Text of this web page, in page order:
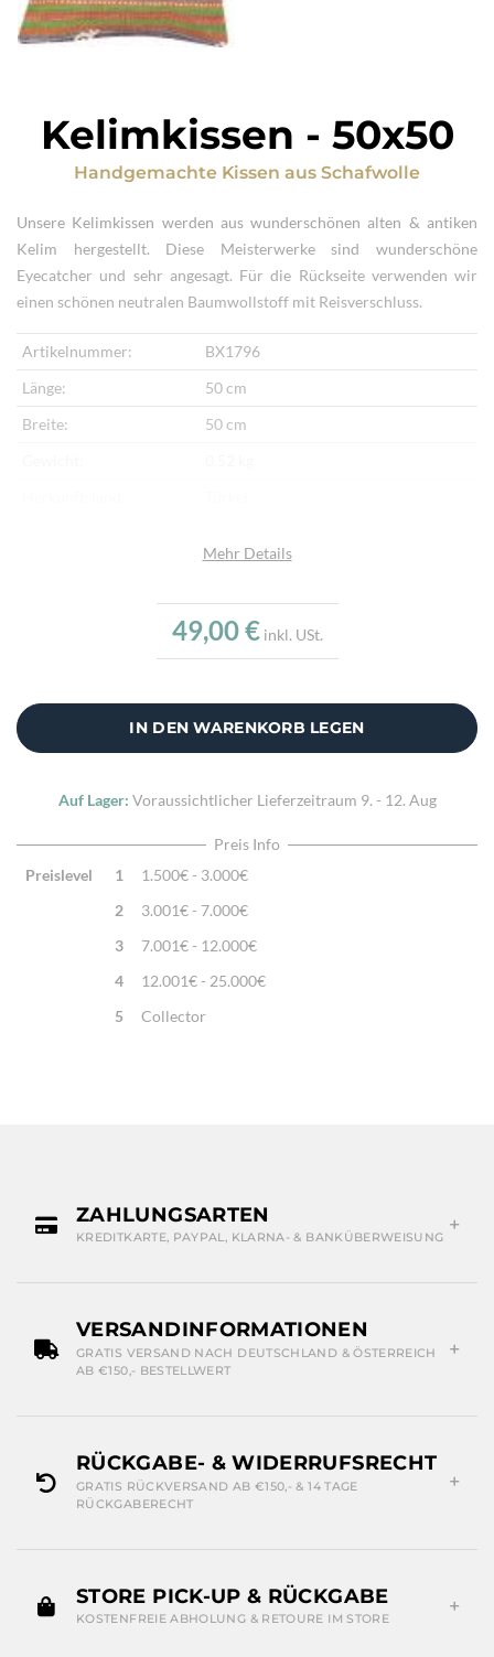
Kelimkissen - 50x50
Handgemachte Kissen aus Schafwolle
Unsere Kelimkissen werden aus wunderschönen alten & antiken
Kelim hergestellt. Diese Meisterwerke sind wunderschöne
Eyecatcher und sehr angesagt. Für die Rückseite verwenden wir
einen schönen neutralen Baumwollstoff mit Reisverschluss.
Artikelnummer:
BX1796
Länge:
50 cm
Breite:
50 cm
Handgemacht
Handgewebter Kelim
Mehr Details
49,00 € inkl. USt.
IN DEN WARENKORB LEGEN
Auf Lager: Voraussichtlicher Lieferzeitraum 9. - 12. Aug
Preis Info
Preislevel
1
1.500€ - 3.000€
2
3.001€ - 7.000€
3
7.001€ - 12.000€
4
12.001€ - 25.000€
5
Collector
ZAHLUNGSARTEN
KREDITKARTE, PAYPAL, KLARNA- & BANKÜBERWEISUNG
VERSANDINFORMATIONEN
GRATIS VERSAND NACH DEUTSCHLAND & ÖSTERREICH
AB €150,- BESTELLWERT
RÜCKGABE- & WIDERRUFSRECHT
GRATIS RÜCKVERSAND AB €150,- & 14 TAGE
RÜCKGABERECHT
STORE PICK-UP & RÜCKGABE
KOSTENFREIE ABHOLUNG & RETOURE IM STORE